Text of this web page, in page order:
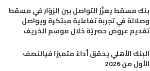
بنك مسقط يعزّز التواصل بين الزوّار في مسقط
وصلالة في تجربة تفاعلية مبتكرة ويواصل
تقديم عروض حصريّة خلال موسم الخريف
البنك الأهلي يحقق أداءً متميزا فيالنصف
الأول من 2026